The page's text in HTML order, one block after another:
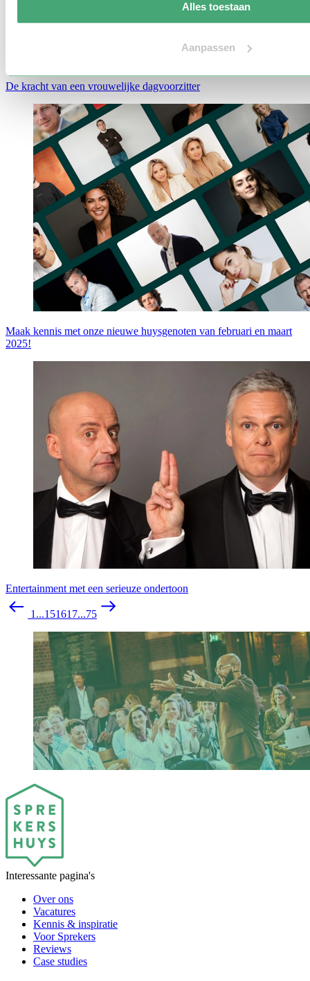
Alles toestaan
Aanpassen
De kracht van een vrouwelijke dagvoorzitter
Maak kennis met onze nieuwe huysgenoten van februari en maart
2025!
Entertainment met een serieuze ondertoon
1 ...151617...75
Interessante pagina's
Over ons
Vacatures
Kennis & inspiratie
Voor Sprekers
Reviews
Case studies